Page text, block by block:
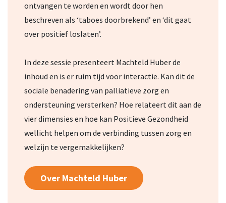
ontvangen te worden en wordt door hen
beschreven als ‘taboes doorbrekend’ en ‘dit gaat
over positief loslaten’.
In deze sessie presenteert Machteld Huber de
inhoud en is er ruim tijd voor interactie. Kan dit de
sociale benadering van palliatieve zorg en
ondersteuning versterken? Hoe relateert dit aan de
vier dimensies en hoe kan Positieve Gezondheid
wellicht helpen om de verbinding tussen zorg en
welzijn te vergemakkelijken?
Over Machteld Huber